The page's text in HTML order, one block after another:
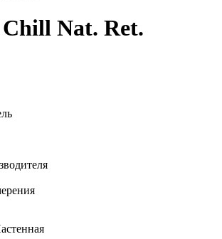
Nat. Ret.